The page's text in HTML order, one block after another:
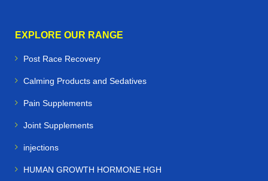
EXPLORE OUR RANGE
Post Race Recovery
Calming Products and Sedatives
Pain Supplements
Joint Supplements
injections
HUMAN GROWTH HORMONE HGH